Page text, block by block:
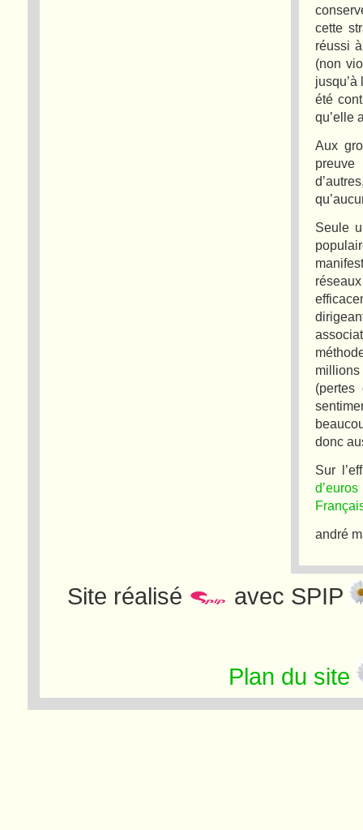
cette
réussi
(non
été
qu’elle
Aux
Seule
donc
Sur
andré
Site réalisé avec SPIP
Plan du site